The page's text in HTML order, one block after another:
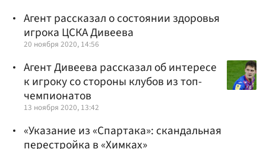
Агент рассказал о состоянии здоровья
игрока ЦСКА Дивеева
20 ноября 2020, 14:56
Агент Дивеева рассказал об интересе
к игроку со стороны клубов из топ-
чемпионатов
13 ноября 2020, 13:42
«Указание из «Спартака»: скандальная
перестройка в «Химках»